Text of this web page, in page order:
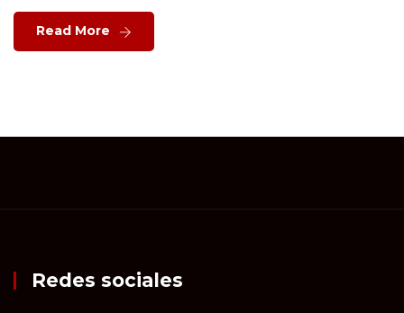
Read More
Redes sociales